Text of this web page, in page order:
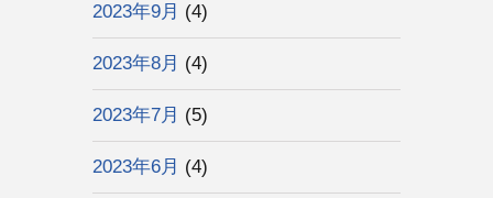
2023年9月 (4)
2023年8月 (4)
2023年7月 (5)
2023年6月 (4)